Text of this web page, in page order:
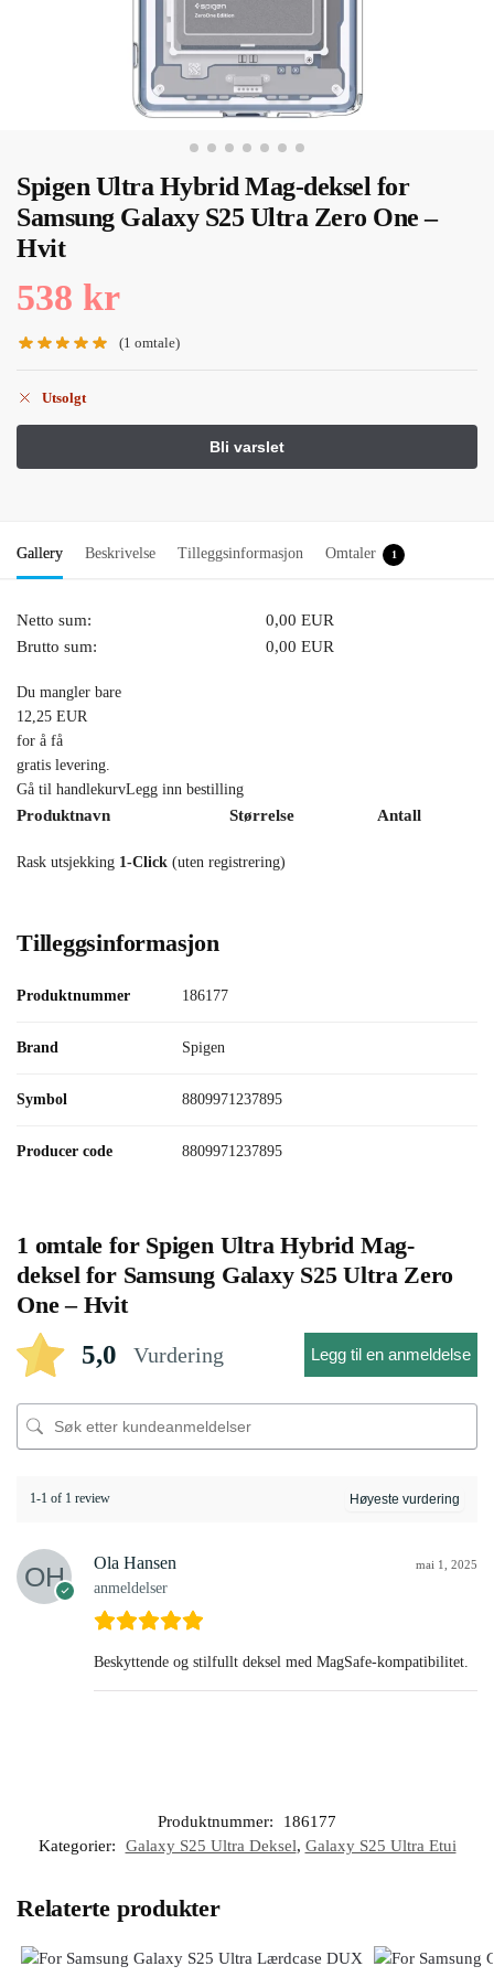
Spigen Ultra Hybrid Mag-deksel for
Samsung Galaxy S25 Ultra Zero One –
Hvit
538 kr
(1 omtale)
Utsolgt
Gallery Beskrivelse Tilleggsinformasjon Omtaler 1
Netto sum:
0,00 EUR
Brutto sum:
0,00 EUR
Du mangler bare
12,25 EUR
for å få
gratis levering.
Gå til handlekurvLegg inn bestilling
Produktnavn Størrelse Antall
Rask utsjekking 1-Click (uten registrering)
Tilleggsinformasjon
Produktnummer 186177
Brand Spigen
Symbol 8809971237895
Producer code 8809971237895
1 omtale for Spigen Ultra Hybrid Mag-
deksel for Samsung Galaxy S25 Ultra Zero
One – Hvit
5,0 Vurdering Legg til en anmeldelse
1-1 of 1 review
Ola Hansen
anmeldelser
mai 1, 2025
Beskyttende og stilfullt deksel med MagSafe-kompatibilitet.
Produktnummer:
186177
Kategorier:
Galaxy S25 Ultra Deksel, Galaxy S25 Ultra Etui
Relaterte produkter